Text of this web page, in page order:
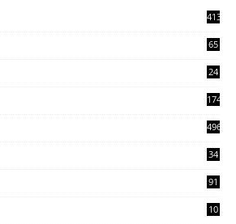
413
65
24
1742
496
34
91
10